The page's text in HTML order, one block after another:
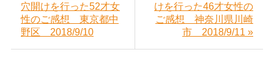
穴開けを行った52才女
性のご感想 東京都中
野区 2018/9/10
けを行った46才女性の
ご感想 神奈川県川崎
市 2018/9/11 »